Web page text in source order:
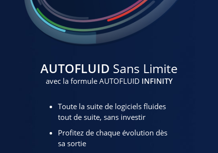
AUTOFLUID Sans Limite
avec la formule AUTOFLUID INFINITY
Toute la suite de logiciels fluides
tout de suite, sans investir
Profitez de chaque évolution dès
sa sortie